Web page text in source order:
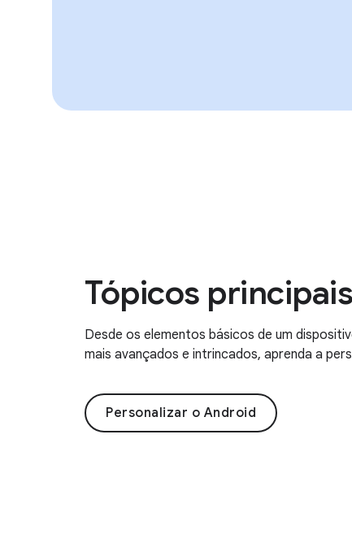
Tópicos principais
Desde os elementos básicos de um
mais avançados e intrincados, aprenda a
Personalizar o Android